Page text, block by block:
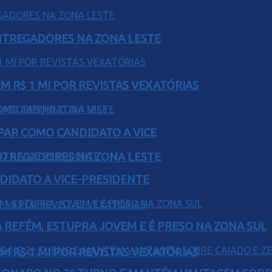
NA ZONA LESTE
R$ 1 MI POR REVISTAS VEXATÓRIAS
NA ZONA LESTE
R$ 1 MI POR REVISTAS VEXATÓRIAS
COMO CANDIDATO A VICE
A VICE-PRESIDENTE
ESTUPRA JOVEM E É PRESO NA ZONA SUL